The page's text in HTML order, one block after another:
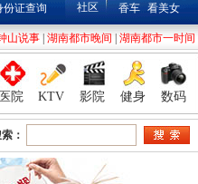
份证查询 社区
香车 看美女
山说事 湖南都市晚间 湖南都市一时间
医院 KTV 影院 健身 数码
：